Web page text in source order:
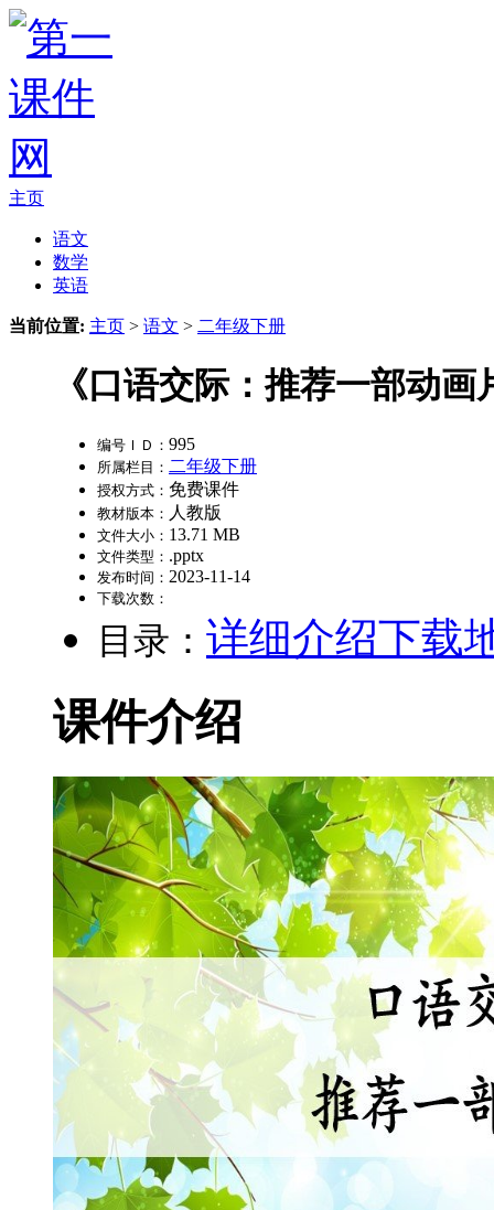
主页
语文
数学
英语
当前位置: 主页 > 语文 > 二年级下册
《口语交际：推荐一部动画
编号ＩＤ： 995
所属栏目： 二年级下册
授权方式： 免费课件
教材版本： 人教版
文件大小： 13.71 MB
文件类型： .pptx
发布时间： 2023-11-14
下载次数：
目录： 详细介绍下载
课件介绍